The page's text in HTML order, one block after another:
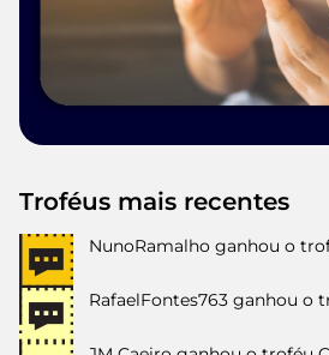
Troféus mais recentes
NunoRamalho ganhou o
RafaelFontes763 ganhou o